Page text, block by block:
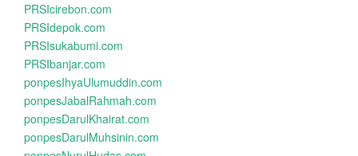
PRSIcirebon.com
PRSIdepok.com
PRSIsukabumi.com
PRSIbanjar.com
ponpesIhyaUlumuddin.com
ponpesJabalRahmah.com
ponpesDarulKhairat.com
ponpesDarulMuhsinin.com